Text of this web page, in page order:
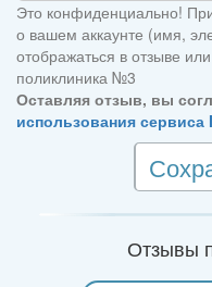
Это конфиденциально!
о вашем аккаунте (имя,
отображаться в отзыве
поликлиника №3
Оставляя отзыв, вы
использования сервиса
Отзывы